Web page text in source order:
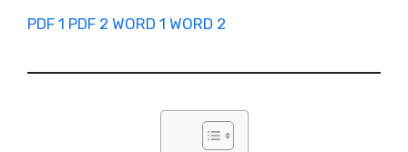
PDF 1 PDF 2 WORD 1 WORD 2